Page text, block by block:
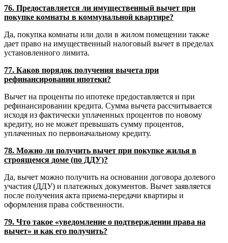
76. Предоставляется ли имущественный вычет при
покупке комнаты в коммунальной квартире?
Да, покупка комнаты или доли в жилом помещении также
дает право на имущественный налоговый вычет в пределах
установленного лимита.
77. Каков порядок получения вычета при
рефинансировании ипотеки?
Вычет на проценты по ипотеке предоставляется и при
рефинансировании кредита. Сумма вычета рассчитывается
исходя из фактически уплаченных процентов по новому
кредиту, но не может превышать сумму процентов,
уплаченных по первоначальному кредиту.
78. Можно ли получить вычет при покупке жилья в
строящемся доме (по ДДУ)?
Да, вычет можно получить на основании договора долевого
участия (ДДУ) и платежных документов. Вычет заявляется
после получения акта приема-передачи квартиры и
оформления права собственности.
79. Что такое «уведомление о подтверждении права на
вычет» и как его получить?